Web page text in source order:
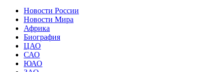
Новости России
Новости Мира
Африка
Биография
ЦАО
САО
ЮАО